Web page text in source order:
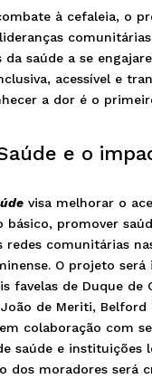
à cefaleia, o
da saúde a se
acessível e
a dor é o
e o
visa melhorar o
básico, promover
redes comunitárias
O projeto
favelas de Duque de
de Meriti, Belford
colaboração com
saúde e instituições
dos moradores será